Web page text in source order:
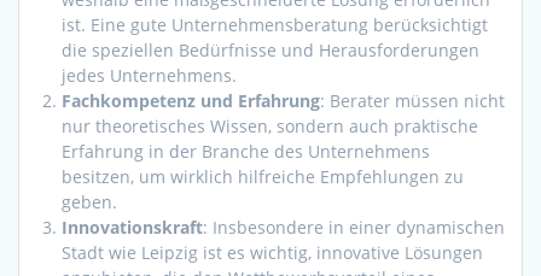
ist. Eine gute Unternehmensberatung berücksichtigt
die speziellen Bedürfnisse und Herausforderungen
jedes Unternehmens.
Fachkompetenz und Erfahrung: Berater müssen nicht
nur theoretisches Wissen, sondern auch praktische
Erfahrung in der Branche des Unternehmens
besitzen, um wirklich hilfreiche Empfehlungen zu
geben.
Innovationskraft: Insbesondere in einer dynamischen
Stadt wie Leipzig ist es wichtig, innovative Lösungen